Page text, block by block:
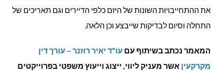
את ההתחייבויות השונות של היזם כלפי הדיירים וגם תאריכים של
התחלה וסיום לבדיקות שייבצע וכן הלאה.
המאמר נכתב בשיתוף עם עו"ד יאיר רוזנר – עורך דין
מקרקעין אשר מעניק ליווי, ייצוג וייעוץ משפטי בפרוייקטים